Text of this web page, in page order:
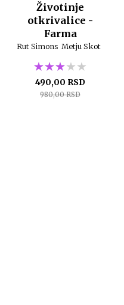
Životinje
otkrivalice -
Farma
Rut Simons Metju Skot
★★★★★
★★★★★
★★★★★
490,00 RSD
980,00 RSD